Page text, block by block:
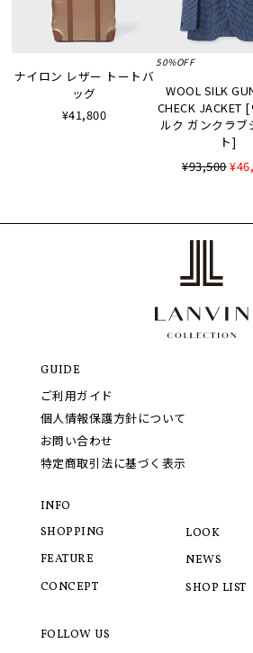
ナイロン レザー トートバ
ッグ
¥41,800
50%OFF
WOOL SILK
CHECK JACKET
ルク ガンクラブ
ト]
¥93,500
GUIDE
ご利用ガイド
個人情報保護方針について
お問い合わせ
特定商取引法に基づく表示
INFO
SHOPPING
FEATURE
CONCEPT
LOOK
NEWS
SHOP LIST
FOLLOW US